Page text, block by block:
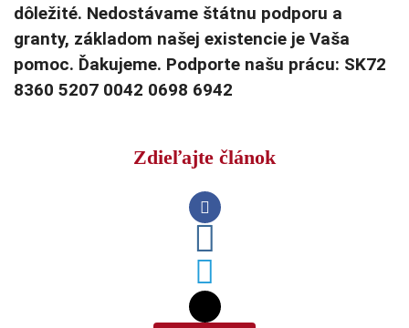
dôležité. Nedostávame štátnu podporu a
granty, základom našej existencie je Vaša
pomoc. Ďakujeme. Podporte našu prácu: SK72
8360 5207 0042 0698 6942
Zdieľajte článok